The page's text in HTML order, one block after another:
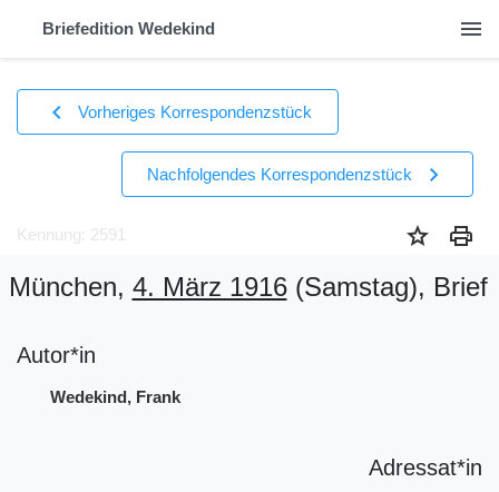
Briefedition Wedekind menu
chevron_left Vorheriges Korrespondenzstück
Nachfolgendes Korrespondenzstück chevron_right
Kennung: 2591 star print
München, 4. März 1916(Samstag), Brief
Autor*in
Wedekind, Frank
Adressat*in